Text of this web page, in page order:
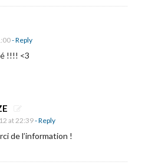
- Reply
!!!! <3
at 22:39- Reply
de l’information !